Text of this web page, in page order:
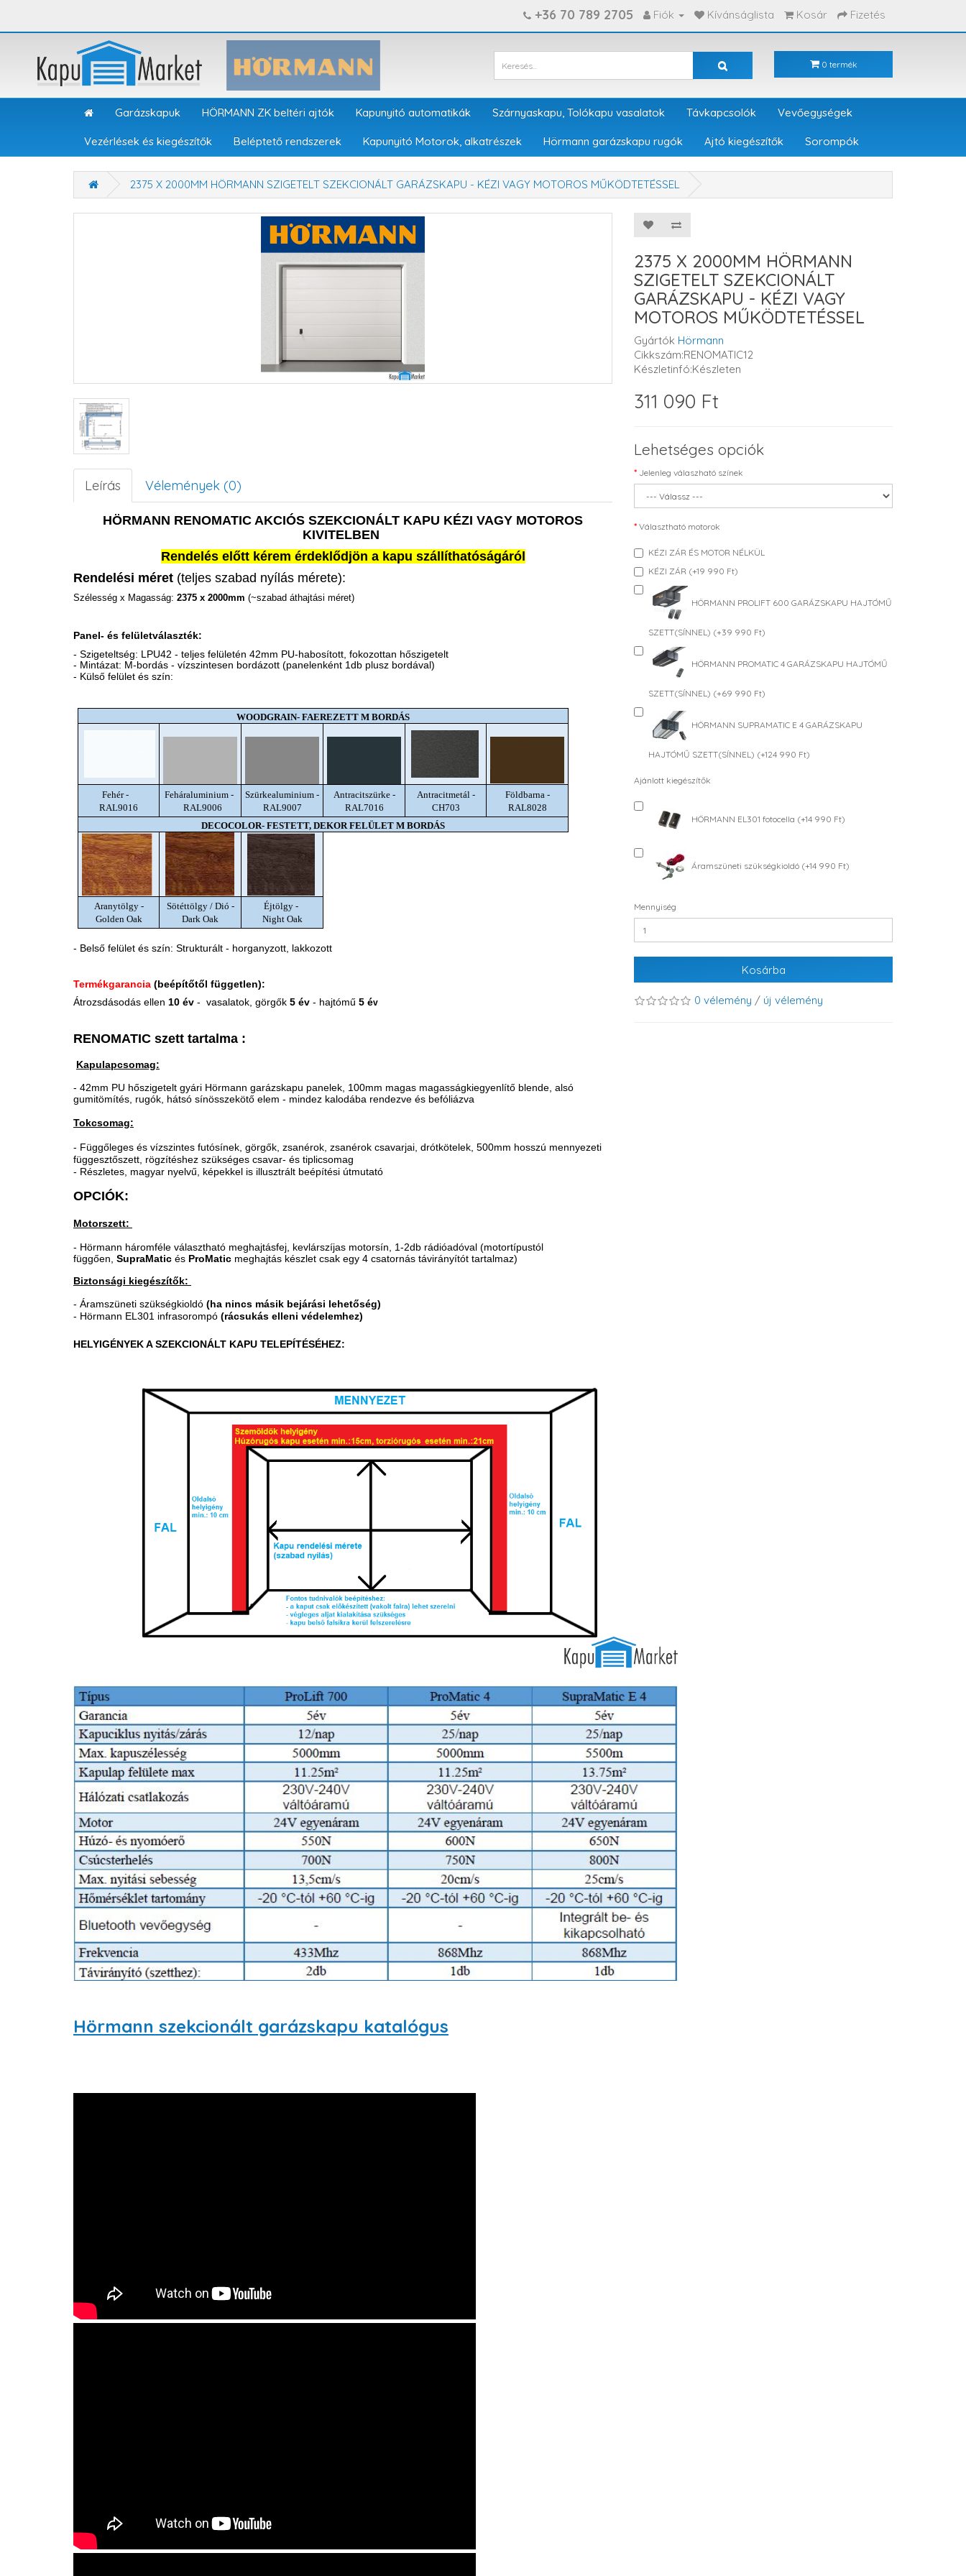
+36 70 789 2705 Fiók Kívánságlista Kosár Fizetés
0 termék
Garázskapuk HÖRMANN ZK beltéri ajtók Kapunyitó automatikák Szárnyaskapu, Tolókapu vasalatok Távkapcsolók Vevőegységek
Vezérlések és kiegészítők Beléptető rendszerek Kapunyitó Motorok, alkatrészek Hörmann garázskapu rugók Ajtó kiegészítők Sorompók
2375 X 2000MM HÖRMANN SZIGETELT SZEKCIONÁLT GARÁZSKAPU - KÉZI VAGY MOTOROS MŰKÖDTETÉSSEL
Leírás Vélemények (0)
HÖRMANN RENOMATIC AKCIÓS SZEKCIONÁLT KAPU KÉZI VAGY MOTOROS
KIVITELBEN
Rendelés előtt kérem érdeklődjön a kapu szállíthatóságáról
Rendelési méret (teljes szabad nyílás mérete):
Szélesség x Magasság: 2375 x 2000mm (~szabad áthajtási méret)
Panel- és felületválaszték:
- Szigeteltség: LPU42 - teljes felületén 42mm PU-habosított, fokozottan hőszigetelt
- Mintázat: M-bordás - vízszintesen bordázott (panelenként 1db plusz bordával)
- Külső felület és szín:
WOODGRAIN- FAEREZETT M BORDÁS
Fehér -
RAL9016
Feháraluminium -
RAL9006
Szürkealuminium -
RAL9007
Antracitszürke -
RAL7016
Antracitmetál -
CH703
Földbarna -
RAL8028
DECOCOLOR- FESTETT, DEKOR FELÜLET M BORDÁS
Aranytölgy -
Golden Oak
Sötéttölgy / Dió -
Dark Oak
Éjtölgy -
Night Oak
- Belső felület és szín: Strukturált - horganyzott, lakkozott
Termékgarancia (beépítőtől független):
Átrozsdásodás ellen 10 év - vasalatok, görgők 5 év - hajtómű 5 év
RENOMATIC szett tartalma :
Kapulapcsomag:
- 42mm PU hőszigetelt gyári Hörmann garázskapu panelek, 100mm magas magasságkiegyenlítő blende, alsó
gumitömítés, rugók, hátsó sínösszekötő elem - mindez kalodába rendezve és befóliázva
Tokcsomag:
- Függőleges és vízszintes futósínek, görgők, zsanérok, zsanérok csavarjai, drótkötelek, 500mm hosszú mennyezeti
függesztőszett, rögzítéshez szükséges csavar- és tiplicsomag
- Részletes, magyar nyelvű, képekkel is illusztrált beépítési útmutató
OPCIÓK:
Motorszett:
- Hörmann háromféle választható meghajtásfej, kevlárszíjas motorsín, 1-2db rádióadóval (motortípustól
függően, SupraMatic és ProMatic meghajtás készlet csak egy 4 csatornás távirányítót tartalmaz)
Biztonsági kiegészítők:
- Áramszüneti szükségkioldó (ha nincs másik bejárási lehetőség)
- Hörmann EL301 infrasorompó (rácsukás elleni védelemhez)
HELYIGÉNYEK A SZEKCIONÁLT KAPU TELEPÍTÉSÉHEZ:
Hörmann szekcionált garázskapu katalógus
2375 X 2000MM HÖRMANN
SZIGETELT SZEKCIONÁLT
GARÁZSKAPU - KÉZI VAGY
MOTOROS MŰKÖDTETÉSSEL
Gyártók Hörmann
Cikkszám:RENOMATIC12
Készletinfó:Készleten
311 090 Ft
Lehetséges opciók
Jelenleg válaszható színek
Választható motorok
KÉZI ZÁR ÉS MOTOR NÉLKÜL
KÉZI ZÁR (+19 990 Ft)
HÖRMANN PROLIFT 600 GARÁZSKAPU HAJTÓMŰ
SZETT(SÍNNEL) (+39 990 Ft)
HÖRMANN PROMATIC 4 GARÁZSKAPU HAJTÓMŰ
SZETT(SÍNNEL) (+69 990 Ft)
HÖRMANN SUPRAMATIC E 4 GARÁZSKAPU
HAJTÓMŰ SZETT(SÍNNEL) (+124 990 Ft)
Ajánlott kiegészítők
HÖRMANN EL301 fotocella (+14 990 Ft)
Áramszüneti szükségkioldó (+14 990 Ft)
Mennyiség
Kosárba
0 vélemény / új vélemény